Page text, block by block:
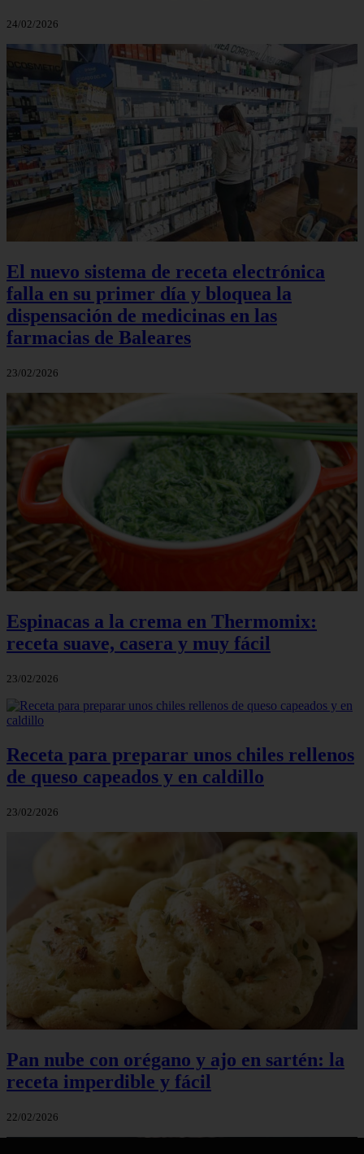
24/02/2026
El nuevo sistema de receta electrónica
falla en su primer día y bloquea la
dispensación de medicinas en las
farmacias de Baleares
23/02/2026
Espinacas a la crema en Thermomix:
receta suave, casera y muy fácil
23/02/2026
Receta para preparar unos chiles rellenos
de queso capeados y en caldillo
23/02/2026
Pan nube con orégano y ajo en sartén: la
receta imperdible y fácil
22/02/2026